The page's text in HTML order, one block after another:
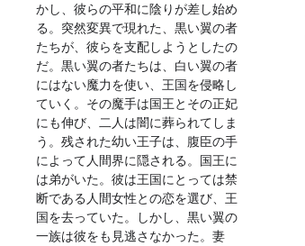
かし、彼らの平和に陰りが差し始め
る。突然変異で現れた、黒い翼の者
たちが、彼らを支配しようとしたの
だ。黒い翼の者たちは、白い翼の者
にはない魔力を使い、王国を侵略し
ていく。その魔手は国王とその正妃
にも伸び、二人は闇に葬られてしま
う。残された幼い王子は、腹臣の手
によって人間界に隠される。国王に
は弟がいた。彼は王国にとっては禁
断である人間女性との恋を選び、王
国を去っていた。しかし、黒い翼の
一族は彼をも見逃さなかった。妻